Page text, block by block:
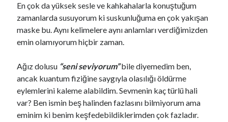
280 Karakter
Fulsen Türker
Fulsen Türker @fulsfulss ·
4 Ağu
Elbet bir gün buluşacağız
En çok da yüksek sesle ve kahkahalarla konuştuğum
zamanlarda susuyorum ki suskunluğuma en çok yakışan
maske bu. Aynı kelimelere aynı anlamları verdiğimizden
emin olamıyorum hiçbir zaman.
Ağız dolusu “seni seviyorum”bile diyemedim ben,
ancak kuantum fiziğine saygıyla olasılığı öldürme
eylemlerini kaleme alabildim. Sevmenin kaç türlü hali
var? Ben ismin beş halinden fazlasını bilmiyorum ama
eminim ki benim keşfedebildiklerimden çok fazladır.